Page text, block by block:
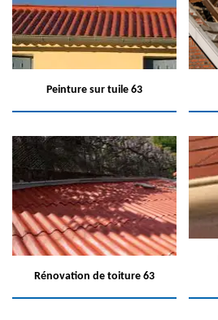
Peinture sur tuile 63
Rénovation de toiture 63